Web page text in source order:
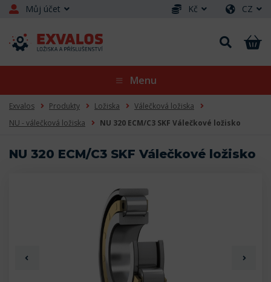
Můj účet Kč CZ
Menu
Exvalos Produkty Ložiska
Válečková ložiska
NU - válečková ložiska
NU 320 ECM/C3 SKF Válečkové ložisko
NU 320 ECM/C3 SKF Válečkové ložisko